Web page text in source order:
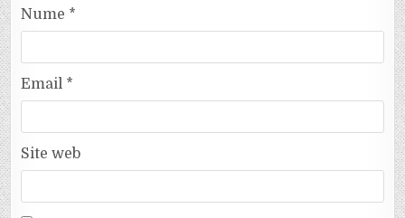
Nume *
Email *
Site web